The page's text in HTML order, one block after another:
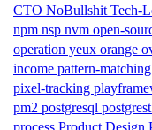
CTO NoBullshit Tech-
npm nsp nvm open-
operation yeux orange
income pattern-matching
pixel-tracking
pm2 postgresql postgrest